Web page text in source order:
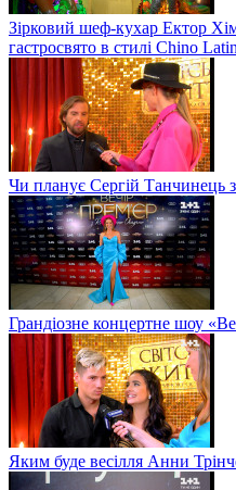
Зірковий шеф-кухар Ектор
гастросвято в стилі Chino
Чи планує Сергій Танчинець
Грандіозне концертне шоу
Яким буде весілля Анни